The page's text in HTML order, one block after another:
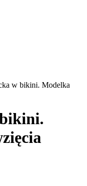
w bikini. Modelka